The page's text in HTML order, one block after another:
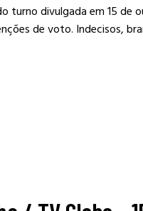
turno divulgada em 15 de
de voto. Indecisos,